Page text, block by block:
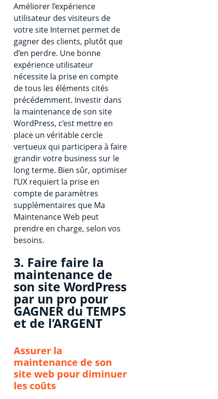
Améliorer l’expérience
utilisateur des visiteurs de
votre site Internet permet de
gagner des clients, plutôt que
d’en perdre. Une bonne
expérience utilisateur
nécessite la prise en compte
de tous les éléments cités
précédemment. Investir dans
la maintenance de son site
WordPress, c’est mettre en
place un véritable cercle
vertueux qui participera à faire
grandir votre business sur le
long terme. Bien sûr, optimiser
l’UX requiert la prise en
compte de paramètres
supplémentaires que Ma
Maintenance Web peut
prendre en charge, selon vos
besoins.
3. Faire faire la
maintenance de
son site WordPress
par un pro pour
GAGNER du TEMPS
et de l’ARGENT
Assurer la
maintenance de son
site web pour diminuer
les coûts